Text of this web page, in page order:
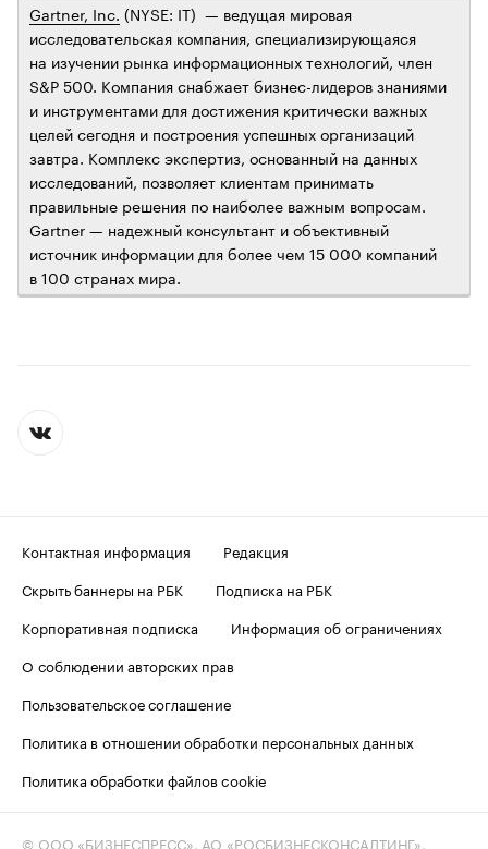
Gartner, Inc. (NYSE: IT) — ведущая мировая
исследовательская компания, специализирующаяся
на изучении рынка информационных технологий, член
S&P 500. Компания снабжает бизнес-лидеров знаниями
и инструментами для достижения критически важных
целей сегодня и построения успешных организаций
завтра. Комплекс экспертиз, основанный на данных
исследований, позволяет клиентам принимать
правильные решения по наиболее важным вопросам.
Gartner — надежный консультант и объективный
источник информации для более чем 15 000 компаний
в 100 странах мира.
Контактная информация
Редакция
Скрыть баннеры на РБК
Подписка на РБК
Корпоративная подписка
Информация об ограничениях
О соблюдении авторских прав
Пользовательское соглашение
Политика в отношении обработки персональных данных
Политика обработки файлов cookie
© ООО «БИЗНЕСПРЕСС», АО «РОСБИЗНЕСКОНСАЛТИНГ»,